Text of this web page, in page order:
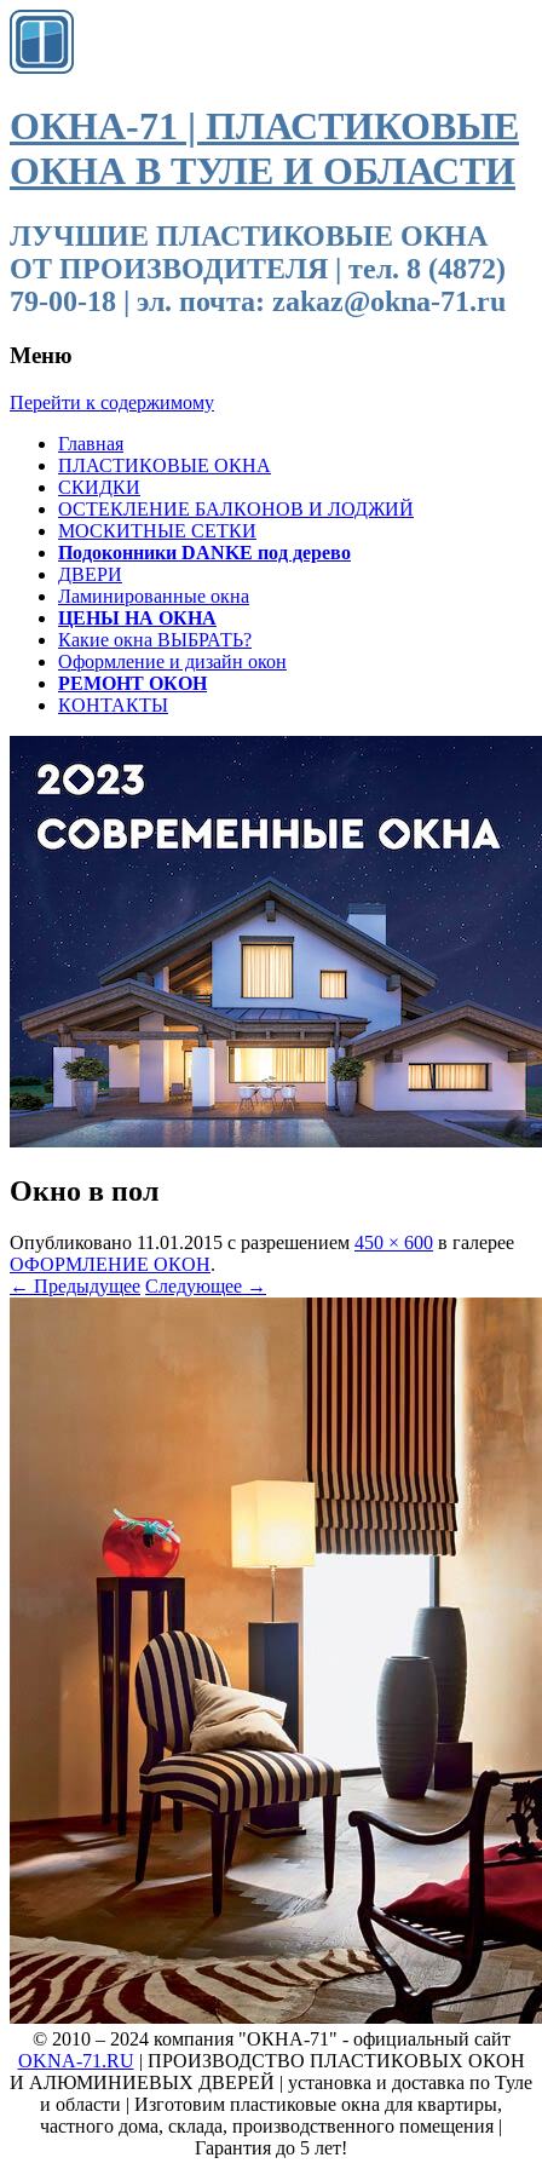
ОКНА-71 | ПЛАСТИКОВЫЕ
ОКНА В ТУЛЕ И ОБЛАСТИ
ЛУЧШИЕ ПЛАСТИКОВЫЕ ОКНА
ОТ ПРОИЗВОДИТЕЛЯ | тел. 8 (4872)
79-00-18 | эл. почта: zakaz@okna-71.ru
Меню
Перейти к содержимому
Главная
ПЛАСТИКОВЫЕ ОКНА
СКИДКИ
ОСТЕКЛЕНИЕ БАЛКОНОВ И ЛОДЖИЙ
МОСКИТНЫЕ СЕТКИ
Подоконники DANKE под дерево
ДВЕРИ
Ламинированные окна
ЦЕНЫ НА ОКНА
Какие окна ВЫБРАТЬ?
Оформление и дизайн окон
РЕМОНТ ОКОН
КОНТАКТЫ
Окно в пол
Опубликовано 11.01.2015 с разрешением 450 × 600 в галерее
ОФОРМЛЕНИЕ ОКОН.
← Предыдущее Следующее →
© 2010 – 2024 компания "ОКНА-71" - официальный сайт
OKNA-71.RU| ПРОИЗВОДСТВО ПЛАСТИКОВЫХ ОКОН
И АЛЮМИНИЕВЫХ ДВЕРЕЙ | установка и доставка по Туле
и области | Изготовим пластиковые окна для квартиры,
частного дома, склада, производственного помещения |
Гарантия до 5 лет!